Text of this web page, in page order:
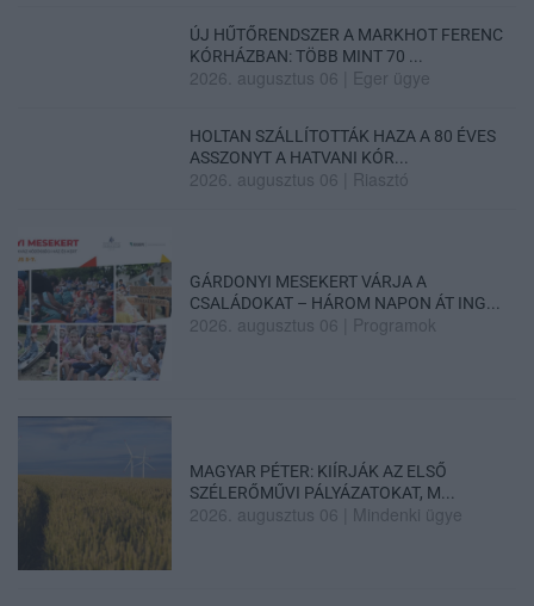
ÚJ HŰTŐRENDSZER A MARKHOT FERENC
KÓRHÁZBAN: TÖBB MINT 70 ...
2026. augusztus 06 Eger ügye
HOLTAN SZÁLLÍTOTTÁK HAZA A 80 ÉVES
ASSZONYT A HATVANI KÓR...
2026. augusztus 06 Riasztó
GÁRDONYI MESEKERT VÁRJA A
CSALÁDOKAT – HÁROM NAPON ÁT ING...
2026. augusztus 06 Programok
MAGYAR PÉTER: KIÍRJÁK AZ ELSŐ
SZÉLERŐMŰVI PÁLYÁZATOKAT, M...
2026. augusztus 06 Mindenki ügye